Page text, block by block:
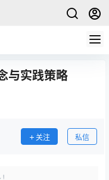
与实践策略
关注 私信